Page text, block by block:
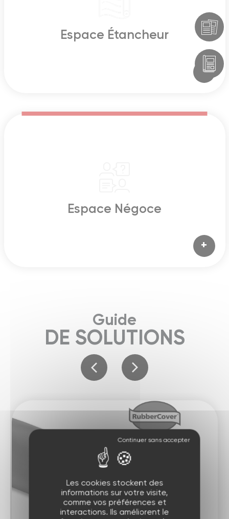
Espace Étancheur
+
Espace Négoce
+
Guide
DE SOLUTIONS
Les cookies stockent des
informations sur votre visite,
comme vos préférences et
interactions. Ils améliorent le